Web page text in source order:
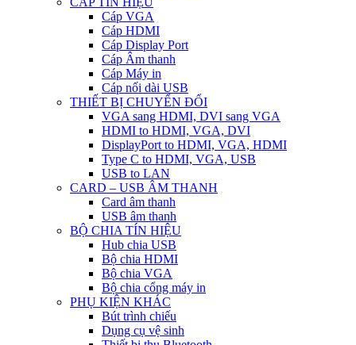
Cáp VGA
Cáp HDMI
Cáp Display Port
Cáp Âm thanh
Cáp Máy in
Cáp nối dài USB
THIẾT BỊ CHUYỂN ĐỔI
VGA sang HDMI, DVI sang VGA
HDMI to HDMI, VGA, DVI
DisplayPort to HDMI, VGA, HDMI
Type C to HDMI, VGA, USB
USB to LAN
CARD – USB ÂM THANH
Card âm thanh
USB âm thanh
BỘ CHIA TÍN HIỆU
Hub chia USB
Bộ chia HDMI
Bộ chia VGA
Bộ chia cổng máy in
PHỤ KIỆN KHÁC
Bút trình chiếu
Dụng cụ vệ sinh